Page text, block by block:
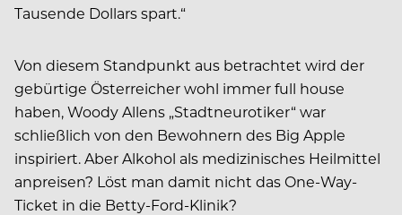
Tausende Dollars spart.“
Von diesem Standpunkt aus betrachtet wird der
gebürtige Österreicher wohl immer full house
haben, Woody Allens „Stadtneurotiker“ war
schließlich von den Bewohnern des Big Apple
inspiriert. Aber Alkohol als medizinisches Heilmittel
anpreisen? Löst man damit nicht das One-Way-
Ticket in die Betty-Ford-Klinik?